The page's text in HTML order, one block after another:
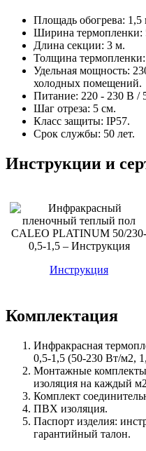
Площадь обогрева: 1,5
Ширина термопленки:
Длина секции: 3 м.
Толщина
Удельная мощность:
холодных помещений.
Питание: 220 - 230 В /
Шаг отреза: 5 см.
Класс защиты: IP57.
Срок службы: 50 лет.
Инструкции и
Инструкция
Комплектация
Инфракрасная
0,5-1,5 (50-230 Вт/м2,
Монтажные
изоляция на каждый
Комплект
ПВХ изоляция.
Паспорт изделия:
гарантийный талон.